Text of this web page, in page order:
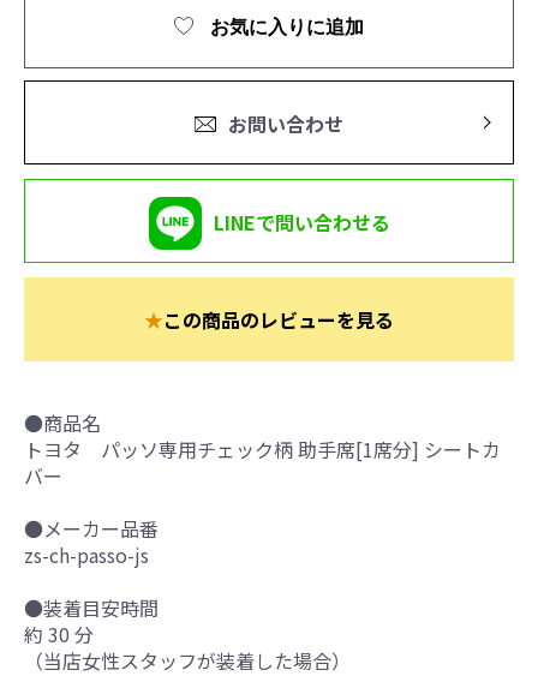
お気に入りに追加
お問い合わせ
LINEで問い合わせる
★この商品のレビューを見る
●商品名
トヨタ パッソ専用チェック柄 助手席[1席分] シートカ
バー
●メーカー品番
zs-ch-passo-js
●装着目安時間
約 30 分
（当店女性スタッフが装着した場合）